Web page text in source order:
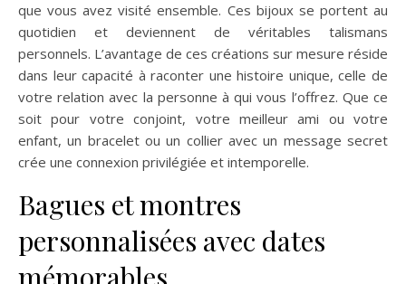
que vous avez visité ensemble. Ces bijoux se portent au
quotidien et deviennent de véritables talismans
personnels. L’avantage de ces créations sur mesure réside
dans leur capacité à raconter une histoire unique, celle de
votre relation avec la personne à qui vous l’offrez. Que ce
soit pour votre conjoint, votre meilleur ami ou votre
enfant, un bracelet ou un collier avec un message secret
crée une connexion privilégiée et intemporelle.
Bagues et montres
personnalisées avec dates